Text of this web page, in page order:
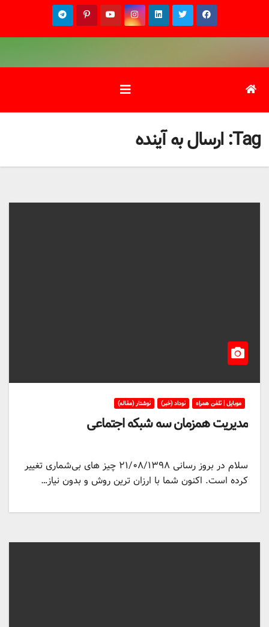
Tag: ارسال به آینده
موبایل | تلفن همراه نوداد (خبر) نوشتار (مقاله)
مدیریت همزمان سه شبکه اجتماعی
سلام در بروز رسانی ۲۱/۰۸/۱۳۹۸ چیز های بی‌شماری تغییر
کرده است. اکنون شما با ارزان ترین روش و بدون نیاز…